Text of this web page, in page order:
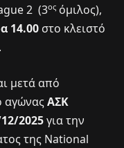
2 (3ος όμιλος),
14.00 στο κλειστό
μετά από
αγώναςΑΣΚ
2025για την
της National